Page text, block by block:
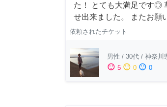
た！ とても大満足です◎
せ出来ました。 またお
依頼されたチケット
男性 / 30代 / 神奈川
sentiment_satisfied 5 sentiment_neutral 0 sentiment_dissatisfied 0